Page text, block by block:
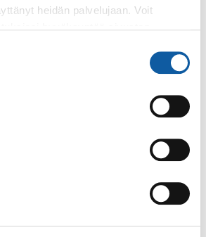
heidän palvelujaan. Voit